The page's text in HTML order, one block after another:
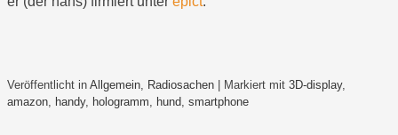
Veröffentlicht in Allgemein, Radiosachen Markiert mit 3D-display,
amazon, handy, hologramm, hund, smartphone